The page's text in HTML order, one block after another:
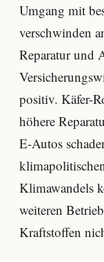
Umgang mit
verschwinden
Reparatur und
positiv. Käfer-
höhere
E-Autos
Klimawandels
weiteren
Kraftstoffen